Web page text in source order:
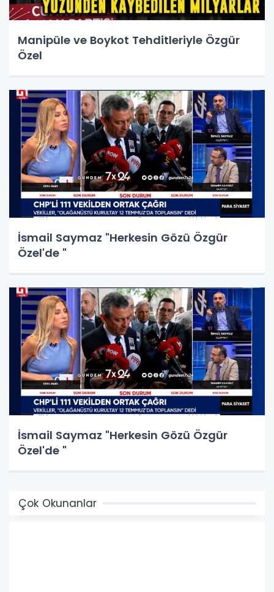
Manipüle ve Boykot Tehditleriyle Özgür
Özel
İsmail Saymaz "Herkesin Gözü Özgür
Özel'de "
İsmail Saymaz "Herkesin Gözü Özgür
Özel'de "
Çok Okunanlar